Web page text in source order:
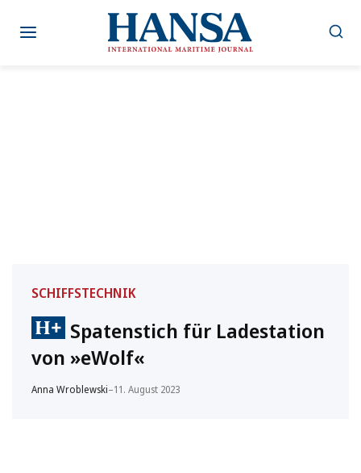
Inhalt
SCHIFFSTECHNIK
Spatenstich für Ladestation
von »eWolf«
Anna Wroblewski–11. August 2023